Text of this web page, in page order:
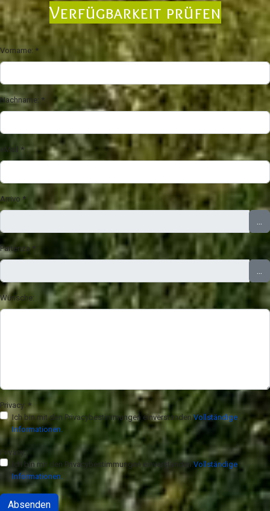
Verfügbarkeit prüfen
Vorname: *
Nachname: *
eMail *
Arrivo *
Partenza *
Wünsche:
Privacy: *
Ich bin mit den Privacybestimmungen einverstanden. Vollständige
Informationen.
Privacy:
Ich bin mit den Privacybestimmungen einverstanden.Vollständige
Informationen.
Absenden